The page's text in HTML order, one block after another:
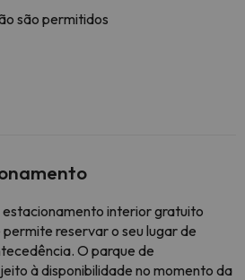
são permitidos
interior gratuito
reservar o seu lugar de
O parque de
à disponibilidade no momento da